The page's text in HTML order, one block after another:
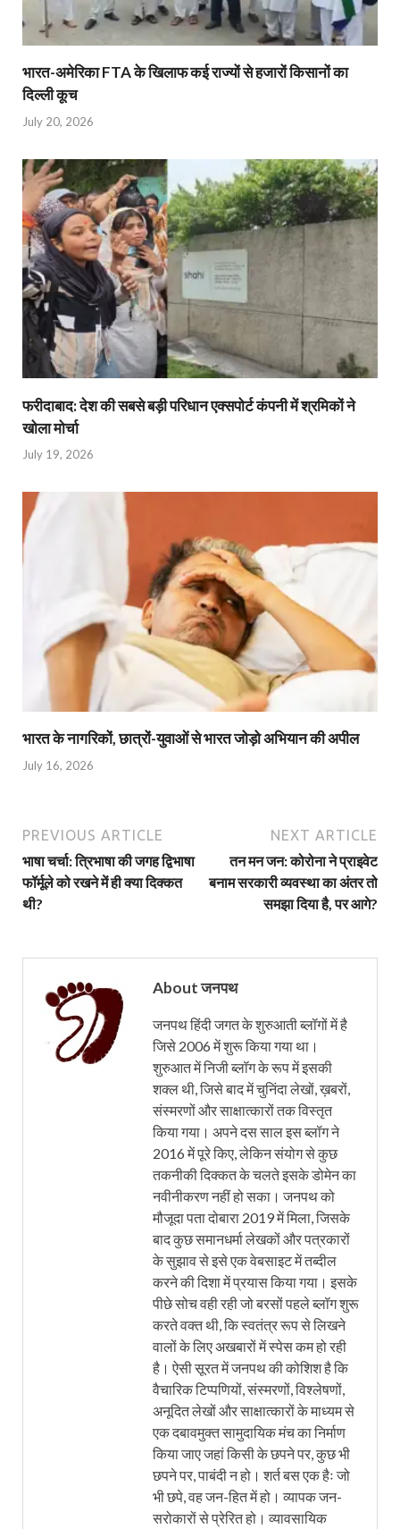
भारत-अमेरिका FTA के खिलाफ कई राज्यों से हजारों किसानों का
दिल्ली कूच
July 20, 2026
फरीदाबाद: देश की सबसे बड़ी परिधान एक्सपोर्ट कंपनी में श्रमिकों ने
खोला मोर्चा
July 19, 2026
भारत के नागरिकों, छात्रों-युवाओं से भारत जोड़ो अभियान की अपील
July 16, 2026
PREVIOUS ARTICLE
भाषा चर्चा: त्रिभाषा की जगह द्विभाषा
फॉर्मूले को रखने में ही क्या दिक्कत
थी?
NEXT ARTICLE
तन मन जन: कोरोना ने प्राइवेट
बनाम सरकारी व्यवस्था का अंतर तो
समझा दिया है, पर आगे?
About जनपथ
जनपथ हिंदी जगत के शुरुआती ब्लॉगों में है
जिसे 2006 में शुरू किया गया था।
शुरुआत में निजी ब्लॉग के रूप में इसकी
शक्ल थी, जिसे बाद में चुनिंदा लेखों, ख़बरों,
संस्मरणों और साक्षात्कारों तक विस्तृत
किया गया। अपने दस साल इस ब्लॉग ने
2016 में पूरे किए, लेकिन संयोग से कुछ
तकनीकी दिक्कत के चलते इसके डोमेन का
नवीनीकरण नहीं हो सका। जनपथ को
मौजूदा पता दोबारा 2019 में मिला, जिसके
बाद कुछ समानधर्मा लेखकों और पत्रकारों
के सुझाव से इसे एक वेबसाइट में तब्दील
करने की दिशा में प्रयास किया गया। इसके
पीछे सोच वही रही जो बरसों पहले ब्लॉग शुरू
करते वक्त थी, कि स्वतंत्र रूप से लिखने
वालों के लिए अखबारों में स्पेस कम हो रही
है। ऐसी सूरत में जनपथ की कोशिश है कि
वैचारिक टिप्पणियों, संस्मरणों, विश्लेषणों,
अनूदित लेखों और साक्षात्कारों के माध्यम से
एक दबावमुक्त सामुदायिक मंच का निर्माण
किया जाए जहां किसी के छपने पर, कुछ भी
छपने पर, पाबंदी न हो। शर्त बस एक हैः जो
भी छपे, वह जन-हित में हो। व्यापक जन-
सरोकारों से प्रेरित हो। व्यावसायिक